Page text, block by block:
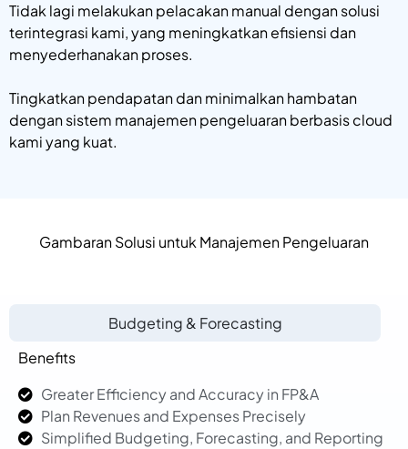
Tidak lagi melakukan pelacakan manual dengan solusi
terintegrasi kami, yang meningkatkan efisiensi dan
menyederhanakan proses.
Tingkatkan pendapatan dan minimalkan hambatan
dengan sistem manajemen pengeluaran berbasis cloud
kami yang kuat.
Gambaran Solusi untuk Manajemen Pengeluaran
Budgeting & Forecasting
Benefits
Greater Efficiency and Accuracy in FP&A
Plan Revenues and Expenses Precisely
Simplified Budgeting, Forecasting, and Reporting